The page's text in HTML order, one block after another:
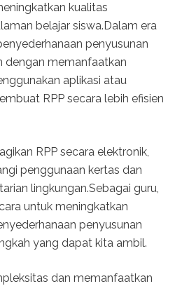
kualitas
belajar siswa.Dalam era
penyusunan
dengan memanfaatkan
aplikasi atau
RPP secara lebih efisien
RPP secara elektronik,
penggunaan kertas dan
lingkungan.Sebagai guru,
untuk meningkatkan
penyusunan
yang dapat kita ambil.
dan memanfaatkan